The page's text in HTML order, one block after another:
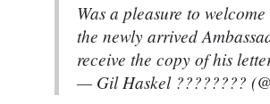
Was a pleasure to
the newly arrived
receive the copy of his
— Gil Haskel ????????